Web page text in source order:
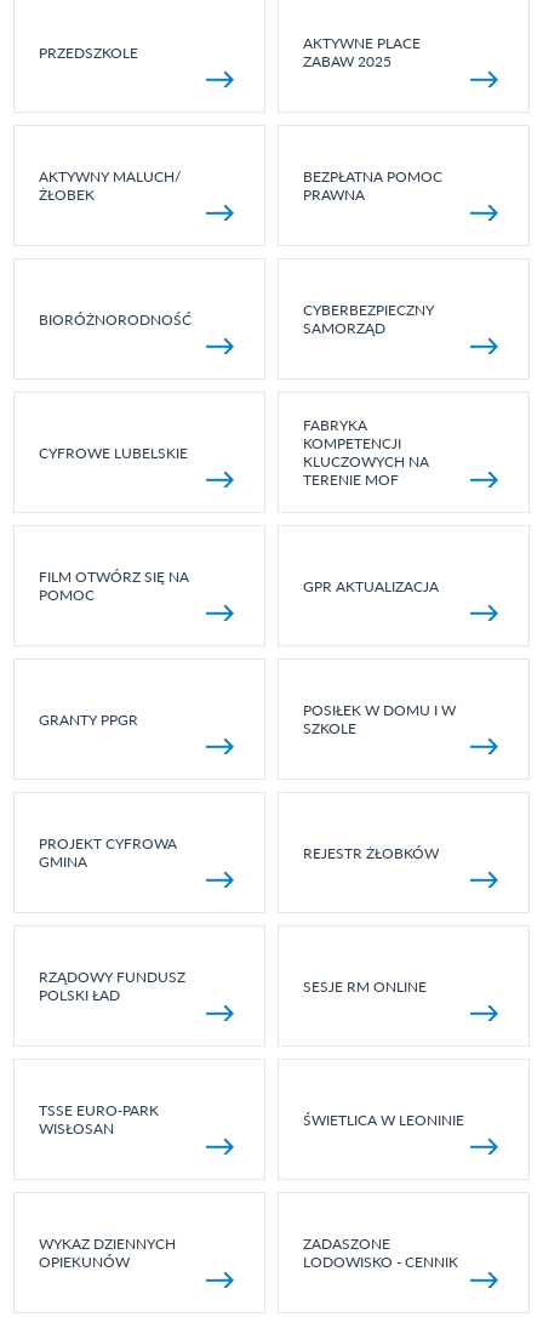
PRZEDSZKOLE
AKTYWNE PLACE
ZABAW 2025
AKTYWNY MALUCH/
ŻŁOBEK
BEZPŁATNA POMOC
PRAWNA
BIORÓŻNORODNOŚĆ
CYBERBEZPIECZNY
SAMORZĄD
CYFROWE LUBELSKIE
FABRYKA
KOMPETENCJI
KLUCZOWYCH NA
TERENIE MOF
FILM OTWÓRZ SIĘ NA
POMOC
GPR AKTUALIZACJA
GRANTY PPGR
POSIŁEK W DOMU I W
SZKOLE
PROJEKT CYFROWA
GMINA
REJESTR ŻŁOBKÓW
RZĄDOWY FUNDUSZ
POLSKI ŁAD
SESJE RM ONLINE
TSSE EURO-PARK
WISŁOSAN
ŚWIETLICA W LEONINIE
WYKAZ DZIENNYCH
OPIEKUNÓW
ZADASZONE
LODOWISKO - CENNIK